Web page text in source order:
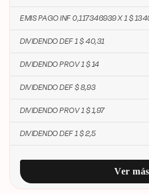
EMIS PAGO INF 0,117346939 X 1 $
DIVIDENDO DEF 1 $ 40,31
DIVIDENDO PROV 1 $ 14
DIVIDENDO DEF $ 8,93
DIVIDENDO PROV 1 $ 1,97
DIVIDENDO DEF 1 $ 2,5
Ver más